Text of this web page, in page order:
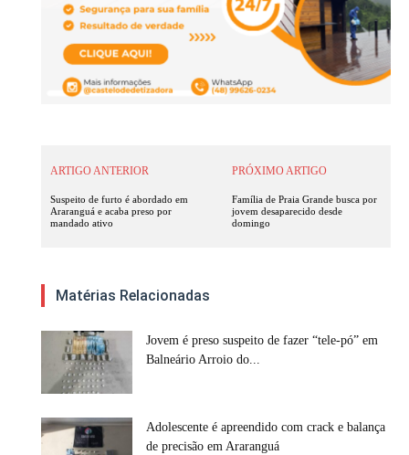
ARTIGO ANTERIOR
Suspeito de furto é abordado em
Araranguá e acaba preso por
mandado ativo
PRÓXIMO ARTIGO
Família de Praia Grande busca por
jovem desaparecido desde
domingo
Matérias Relacionadas
Jovem é preso suspeito de fazer “tele-pó” em
Balneário Arroio do...
Adolescente é apreendido com crack e balança
de precisão em Araranguá